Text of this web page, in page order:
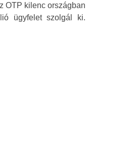
OTP kilenc országban
ügyfelet szolgál ki.